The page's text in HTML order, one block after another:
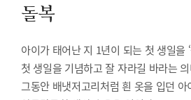
돌복
아이가 태어난 지 1년이 되는 첫 생일을
첫 생일을 기념하고 잘 자라길 바라는
그동안 배냇저고리처럼 흰 옷을 입던